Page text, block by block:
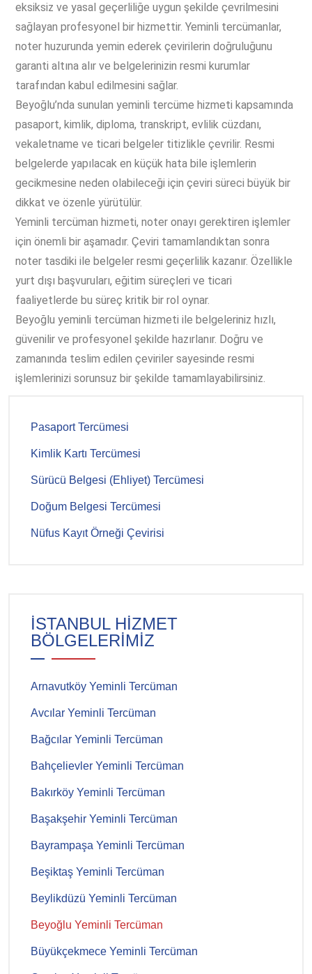
eksiksiz ve yasal geçerliliğe uygun şekilde çevrilmesini
sağlayan profesyonel bir hizmettir. Yeminli tercümanlar,
noter huzurunda yemin ederek çevirilerin doğruluğunu
garanti altına alır ve belgelerinizin resmi kurumlar
tarafından kabul edilmesini sağlar.
Beyoğlu’nda sunulan yeminli tercüme hizmeti kapsamında
pasaport, kimlik, diploma, transkript, evlilik cüzdanı,
vekaletname ve ticari belgeler titizlikle çevrilir. Resmi
belgelerde yapılacak en küçük hata bile işlemlerin
gecikmesine neden olabileceği için çeviri süreci büyük bir
dikkat ve özenle yürütülür.
Yeminli tercüman hizmeti, noter onayı gerektiren işlemler
için önemli bir aşamadır. Çeviri tamamlandıktan sonra
noter tasdiki ile belgeler resmi geçerlilik kazanır. Özellikle
yurt dışı başvuruları, eğitim süreçleri ve ticari
faaliyetlerde bu süreç kritik bir rol oynar.
Beyoğlu yeminli tercüman hizmeti ile belgeleriniz hızlı,
güvenilir ve profesyonel şekilde hazırlanır. Doğru ve
zamanında teslim edilen çeviriler sayesinde resmi
işlemlerinizi sorunsuz bir şekilde tamamlayabilirsiniz.
Pasaport Tercümesi
Kimlik Kartı Tercümesi
Sürücü Belgesi (Ehliyet) Tercümesi
Doğum Belgesi Tercümesi
Nüfus Kayıt Örneği Çevirisi
İSTANBUL HİZMET
BÖLGELERİMİZ
Arnavutköy Yeminli Tercüman
Avcılar Yeminli Tercüman
Bağcılar Yeminli Tercüman
Bahçelievler Yeminli Tercüman
Bakırköy Yeminli Tercüman
Başakşehir Yeminli Tercüman
Bayrampaşa Yeminli Tercüman
Beşiktaş Yeminli Tercüman
Beylikdüzü Yeminli Tercüman
Beyoğlu Yeminli Tercüman
Büyükçekmece Yeminli Tercüman